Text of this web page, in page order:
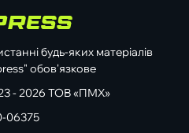
будь-яких матеріалів
обов'язкове
- 2026 ТОВ «ПМХ»
06375